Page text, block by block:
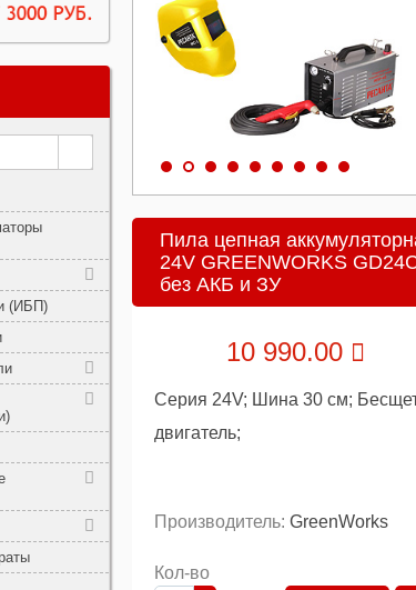
(ИБП)
Пила цепная
24V GREENWORKS
без АКБ и ЗУ
10 990.00
Серия 24V; Шина 30 см;
двигатель;
Производитель: GreenWorks
Кол-во